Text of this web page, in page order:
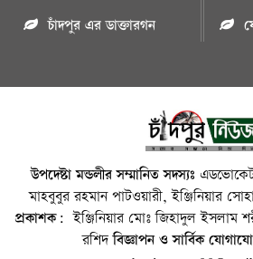
চাঁদপুর এর ডাক্তারগন
উপদেষ্টা মন্ডলীর সম্মানিত সদস্যঃ
মাহবুবুর রহমান পাটওয়ারী, ইঞ্জিনিয়ার
প্রকাশক: ইঞ্জিনিয়ার মোঃ জিহাদুল ইসলাম
রশিদবিজ্ঞাপন ও সার্বিক